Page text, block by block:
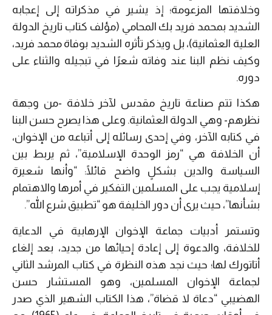
وخلافتها المزعومة؛ إذ يشير في مذكراته إلى إعجابه
الشديد بمحمد فريد بك المحامي (مؤلف كتاب تاريخ الدولة
العلية العثمانية)، بل ويذكر تأثره الشديد بوفاة محمد فريد،
وكيف نظم البنا عند وفاته شعرًا في تبجيله والثناء على
دوره.
هكذا تتم صناعة تاريخ مقدس لآخر خلافة -من وجهة
نظرهم- وهي الدولة العثمانية. وعلى هذا يصرح حسن البنا
في كتابه الآخر، وفي إحدى رسائله إلى أتباعه من الإخوان،
أن الخلافة هي “رمز الوحدة الإسلامية”، ثم يربط بين
السياسة والدين بشكلٍ واضح قائلًا: “وأنها شعيرة
إسلامية يجب على المسلمين التفكير في أمرها والاهتمام
بشأنها”، حيث يرى أن دور الخليفة هو “تطبيق شرع الله”.
وتستمر أدبيات جماعة الإخوان الإرهابية في الدعاية
للخلافة، والدعوة إلى إعادة إحيائها من جديد، بعد إلغاء
أتاتورك لها؛ حيث نجد هذه النظرة في كتاب المرشد الثاني
لجماعة الإخوان المسلمين، وهو المستشار حسن
الهضيبي “دعاة لا قضاة”، هذا الكتاب الشهير الذي صدر